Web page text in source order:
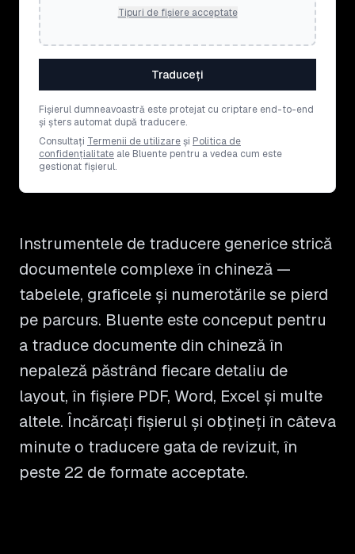
Tipuri de fișiere acceptate
Traduceți
Fișierul dumneavoastră este protejat cu criptare end-to-end
și șters automat după traducere.
Consultați Termenii de utilizareși Politica de
confidențialitate ale Bluente pentru a vedea cum este
gestionat fișierul.
Instrumentele de traducere generice strică
documentele complexe în chineză —
tabelele, graficele și numerotările se pierd
pe parcurs. Bluente este conceput pentru
a traduce documente din chineză în
nepaleză păstrând fiecare detaliu de
layout, în fișiere PDF, Word, Excel și multe
altele. Încărcați fișierul și obțineți în câteva
minute o traducere gata de revizuit, în
peste 22 de formate acceptate.